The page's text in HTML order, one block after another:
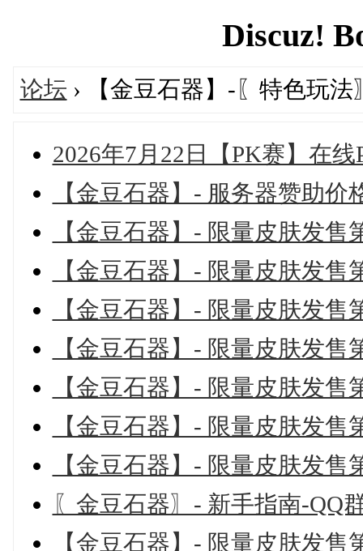
Discuz!
论坛 › 【金豆石器】-〖特色玩法
2026年7月22日【PK赛】在
【金豆石器】- 服务器赞助价
【金豆石器】- 限量皮肤发售
【金豆石器】- 限量皮肤发售
【金豆石器】- 限量皮肤发售
【金豆石器】- 限量皮肤发售
【金豆石器】- 限量皮肤发售
【金豆石器】- 限量皮肤发售
【金豆石器】- 限量皮肤发售
〖金豆石器〗- 新手指南-QQ
【金豆石器】- 限量皮肤发售